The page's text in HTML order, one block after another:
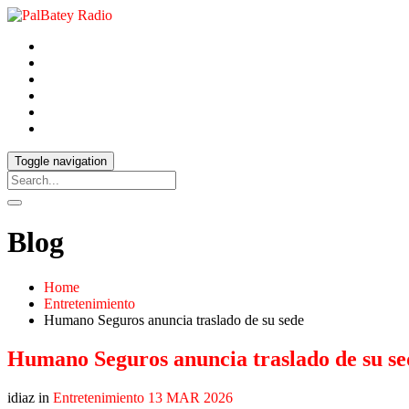
Toggle navigation
Blog
Home
Entretenimiento
Humano Seguros anuncia traslado de su sede
Humano Seguros anuncia traslado de su
idiaz in Entretenimiento 13 MAR 2026